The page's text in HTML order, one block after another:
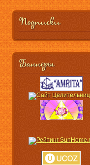
Подписки
Баннеры